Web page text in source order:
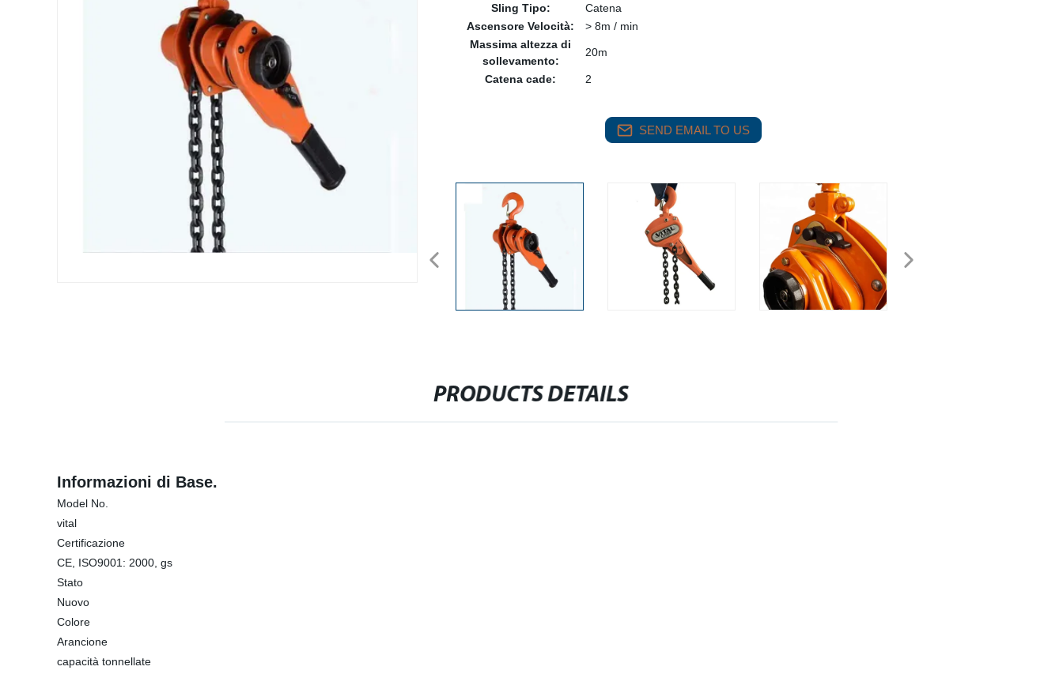
Sling Tipo:
Catena
Ascensore Velocità:
> 8m / min
Massima altezza di
sollevamento:
20m
Catena cade: 2
SEND EMAIL TO US
PRODUCTS DETAILS
Informazioni di Base.
Model No.
vital
Certificazione
CE, ISO9001: 2000, gs
Stato
Nuovo
Colore
Arancione
capacità tonnellate